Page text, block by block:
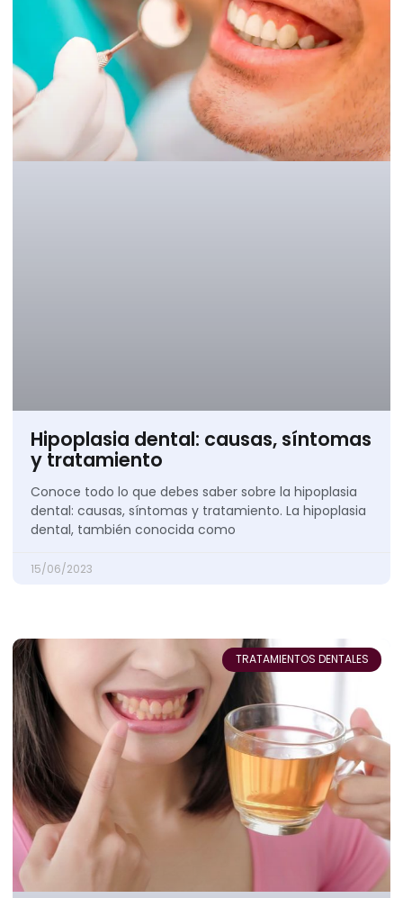
Hipoplasia dental: causas, síntomas
y tratamiento
Conoce todo lo que debes saber sobre la hipoplasia
dental: causas, síntomas y tratamiento. La hipoplasia
dental, también conocida como
15/06/2023
TRATAMIENTOS DENTALES